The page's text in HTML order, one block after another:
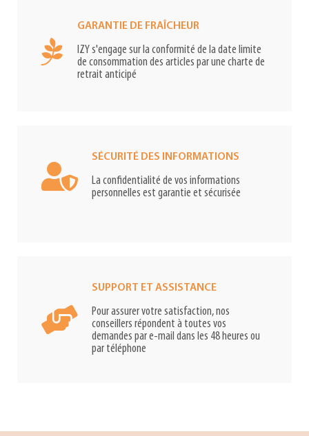
GARANTIE DE FRAÎCHEUR
IZY s'engage sur la conformité de la date limite
de consommation des articles par une charte de
retrait anticipé
SÉCURITÉ DES INFORMATIONS
La confidentialité de vos informations
personnelles est garantie et sécurisée
SUPPORT ET ASSISTANCE
Pour assurer votre satisfaction, nos
conseillers répondent à toutes vos
demandes par e-mail dans les 48 heures ou
par téléphone